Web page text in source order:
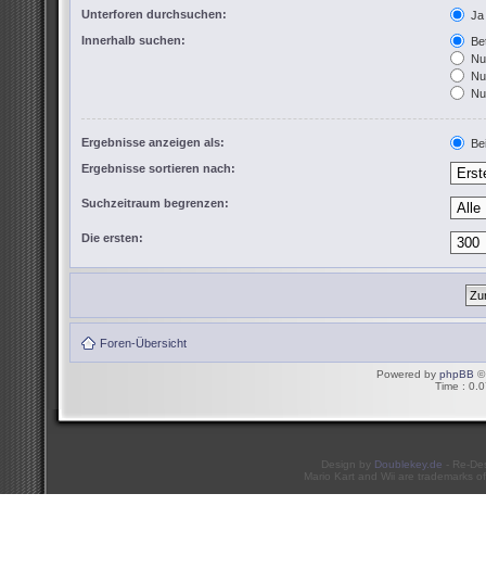
Unterforen durchsuchen:
Ja
Innerhalb suchen:
Ergebnisse anzeigen als:
Ergebnisse sortieren nach:
Suchzeitraum begrenzen:
Die ersten:
Foren-Übersicht
Powered by phpBB ©
Time :
Design by Doublekey.de - Re-
Mario Kart and Wii are trademarks